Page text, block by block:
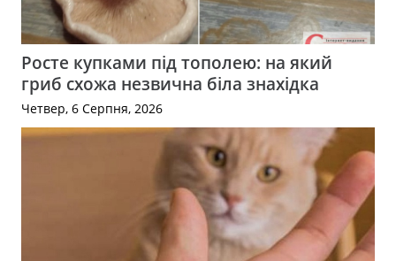
Росте купками під тополею: на який
гриб схожа незвична біла знахідка
Четвер, 6 Серпня, 2026